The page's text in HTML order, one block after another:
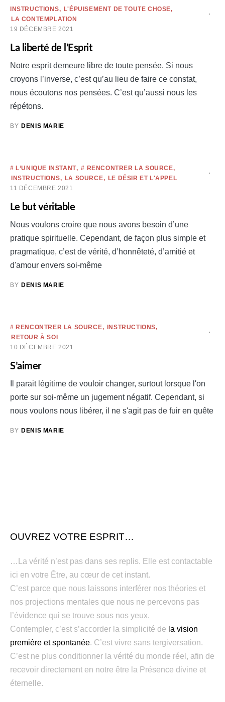
INSTRUCTIONS
L'ÉPUISEMENT DE TOUTE CHOSE
LA CONTEMPLATION
19 DÉCEMBRE 2021
La liberté de l’Esprit
Notre esprit demeure libre de toute pensée. Si nous
croyons l’inverse, c’est qu’au lieu de faire ce constat,
nous écoutons nos pensées. C’est qu’aussi nous les
répétons.
BY DENIS MARIE
# L‘UNIQUE INSTANT
# RENCONTRER LA SOURCE
INSTRUCTIONS
LA SOURCE
LE DÉSIR ET L'APPEL
11 DÉCEMBRE 2021
Le but véritable
Nous voulons croire que nous avons besoin d’une
pratique spirituelle. Cependant, de façon plus simple et
pragmatique, c’est de vérité, d’honnêteté, d’amitié et
d'amour envers soi-même
BY DENIS MARIE
# RENCONTRER LA SOURCE
INSTRUCTIONS
RETOUR À SOI
10 DÉCEMBRE 2021
S’aimer
Il parait légitime de vouloir changer, surtout lorsque l'on
porte sur soi-même un jugement négatif. Cependant, si
nous voulons nous libérer, il ne s'agit pas de fuir en quête
BY DENIS MARIE
OUVREZ VOTRE ESPRIT…
…La vérité n’est pas dans ses replis. Elle est contactable
ici en votre Être, au cœur de cet instant.
C’est parce que nous laissons interférer nos théories et
nos projections mentales que nous ne percevons pas
l’évidence qui se trouve sous nos yeux.
Contempler, c’est s’accorder la simplicité de la vision
première et spontanée. C’est vivre sans tergiversation.
C’est ne plus conditionner la vérité du monde réel, afin de
recevoir directement en notre être la Présence divine et
éternelle.